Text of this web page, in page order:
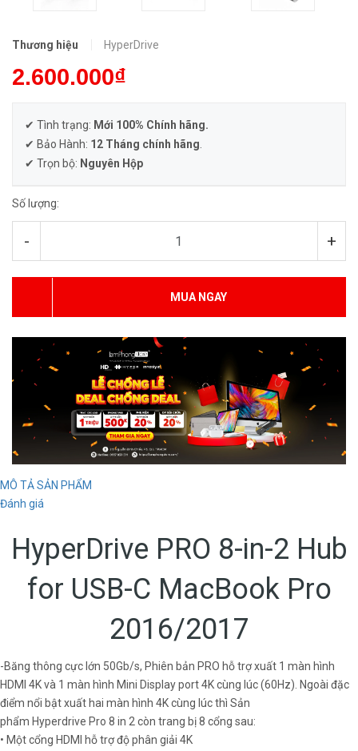
Thương hiệu HyperDrive
2.600.000₫
✔ Tình trạng: Mới 100% Chính hãng.
✔ Bảo Hành: 12 Tháng chính hãng
✔ Trọn bộ: Nguyên Hộp
Số lượng:
- +
MUA NGAY
MÔ TẢ SẢN PHẨM
Đánh giá
HyperDrive PRO 8-in-2 Hub
for USB-C MacBook Pro
2016/2017
-Băng thông cực lớn 50Gb/s, Phiên bản PRO hỗ trợ xuất 1 màn hình
HDMI 4K và 1 màn hình Mini Display port 4K cùng lúc (60Hz). Ngoài đặc
điểm nổi bật xuất hai màn hình 4K cùng lúc thì Sản
phẩm Hyperdrive Pro 8 in 2 còn trang bị 8 cổng sau:
• Một cổng HDMI hỗ trợ độ phân giải 4K